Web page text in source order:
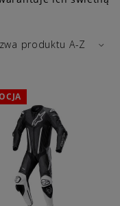
produktu A-Z